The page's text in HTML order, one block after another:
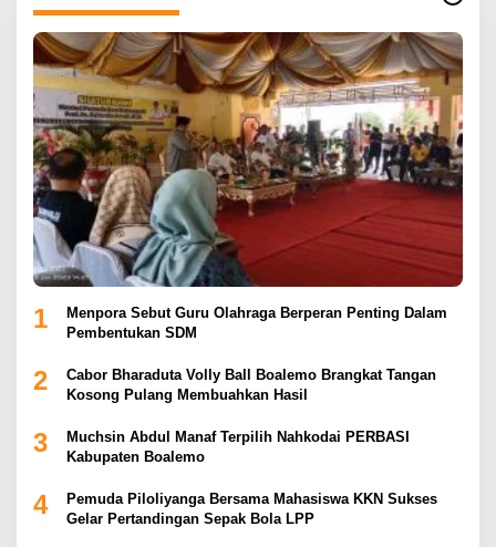
1
Menpora Sebut Guru Olahraga Berperan Penting Dalam
Pembentukan SDM
2
Cabor Bharaduta Volly Ball Boalemo Brangkat Tangan
Kosong Pulang Membuahkan Hasil
3
Muchsin Abdul Manaf Terpilih Nahkodai PERBASI
Kabupaten Boalemo
4
Pemuda Piloliyanga Bersama Mahasiswa KKN Sukses
Gelar Pertandingan Sepak Bola LPP